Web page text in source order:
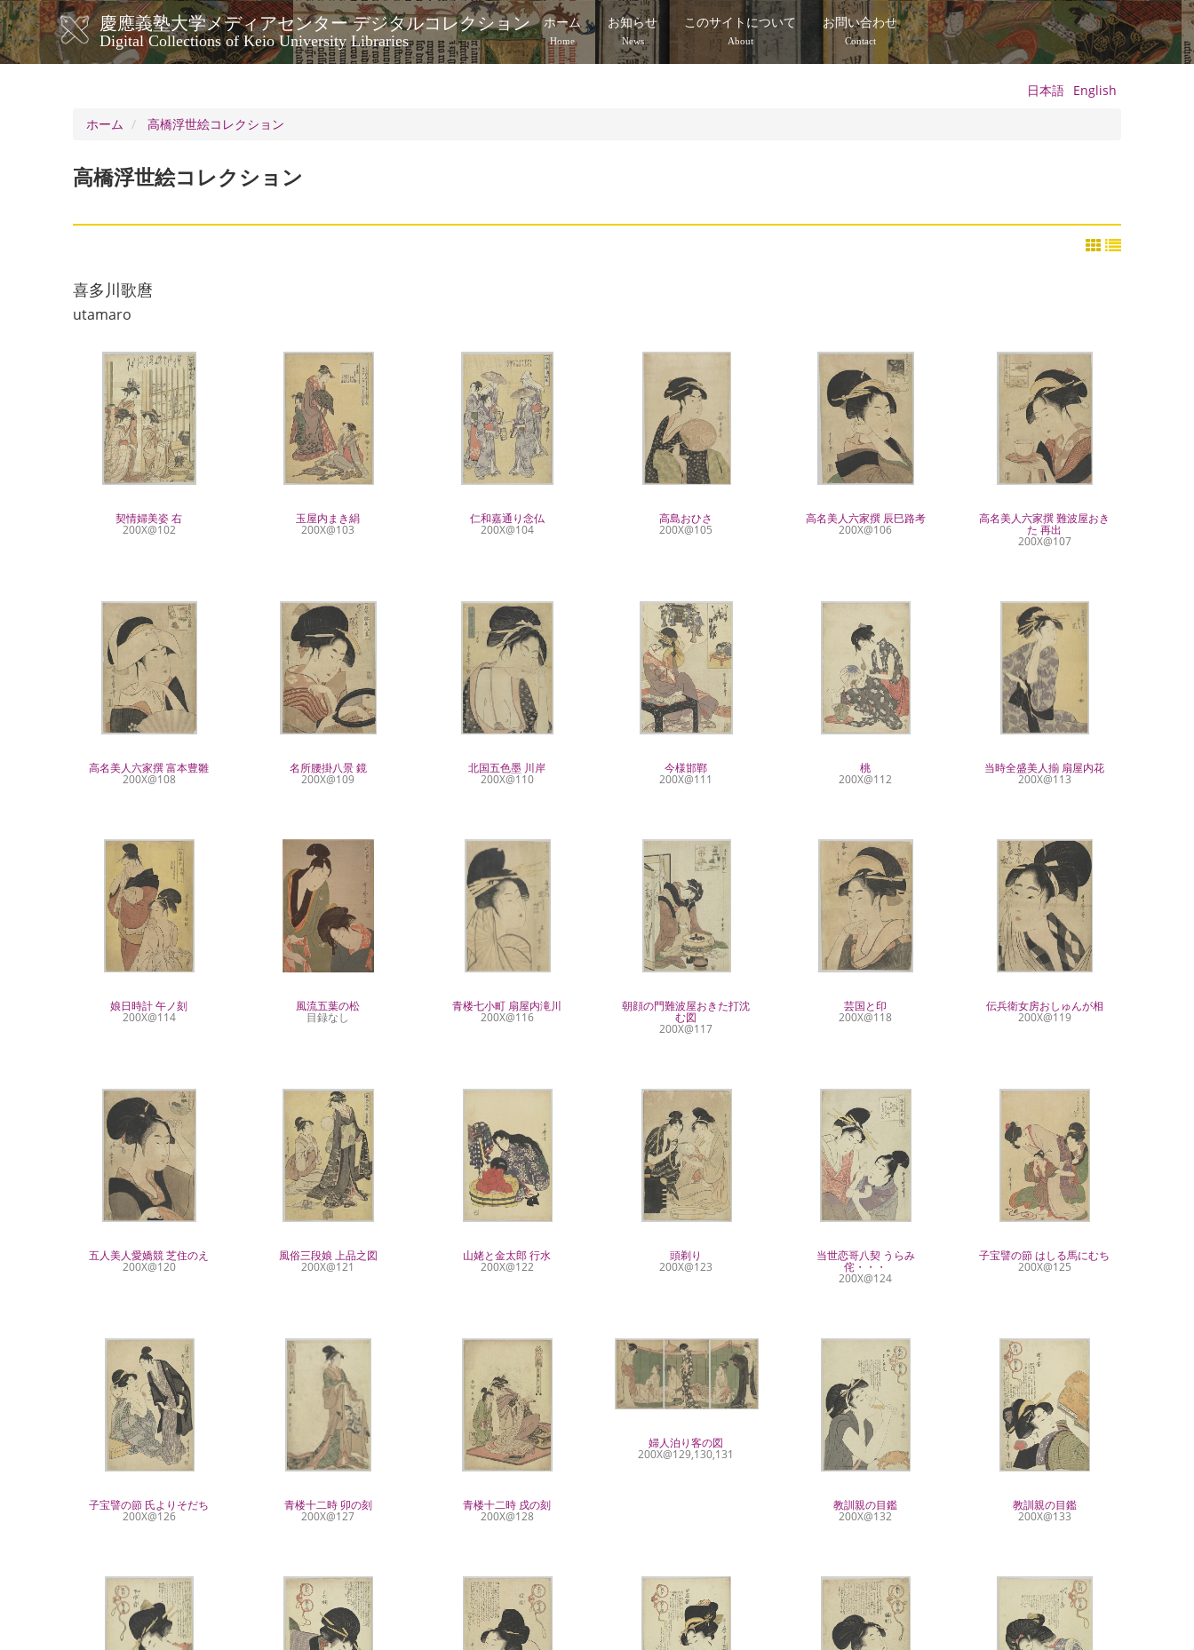
メ
イ
ン
コ
慶應義塾大学メディアセンター デジタルコレクション
Digital Collections of Keio University Libraries
メ
イ
ビ
ー
シ
ン
ホーム
Home
お知らせ
News
このサイトについて
About
お問い合わせ
Contact
日本語 English
ホーム
高橋浮世絵コレクション
高橋浮世絵コレクション
喜多川歌麿
utamaro
契情婦美姿 右
200X@102
玉屋内まき絹
200X@103
仁和嘉通り念仏
200X@104
高島おひさ
200X@105
高名美人六家撰 辰巳路考
200X@106
高名美人六家撰 難波屋おき
た 再出
200X@107
高名美人六家撰 富本豊雛
200X@108
名所腰掛八景 鏡
200X@109
北国五色墨 川岸
200X@110
今様邯鄲
200X@111
桃
200X@112
当時全盛美人揃 扇屋内花
200X@113
娘日時計 午ノ刻
200X@114
風流五葉の松
目録なし
青楼七小町 扇屋内滝川
200X@116
朝顔の門難波屋おきた打沈
む図
200X@117
芸国と印
200X@118
伝兵衛女房おしゅんが相
200X@119
五人美人愛嬌競 芝住のえ
200X@120
風俗三段娘 上品之図
200X@121
山姥と金太郎 行水
200X@122
頭剃り
200X@123
当世恋哥八契 うらみ
侘・・・
200X@124
子宝譬の節 はしる馬にむち
200X@125
子宝譬の節 氏よりそだち
200X@126
青楼十二時 卯の刻
200X@127
青楼十二時 戌の刻
200X@128
婦人泊り客の図
200X@129,130,131
教訓親の目鑑
200X@132
教訓親の目鑑
200X@133